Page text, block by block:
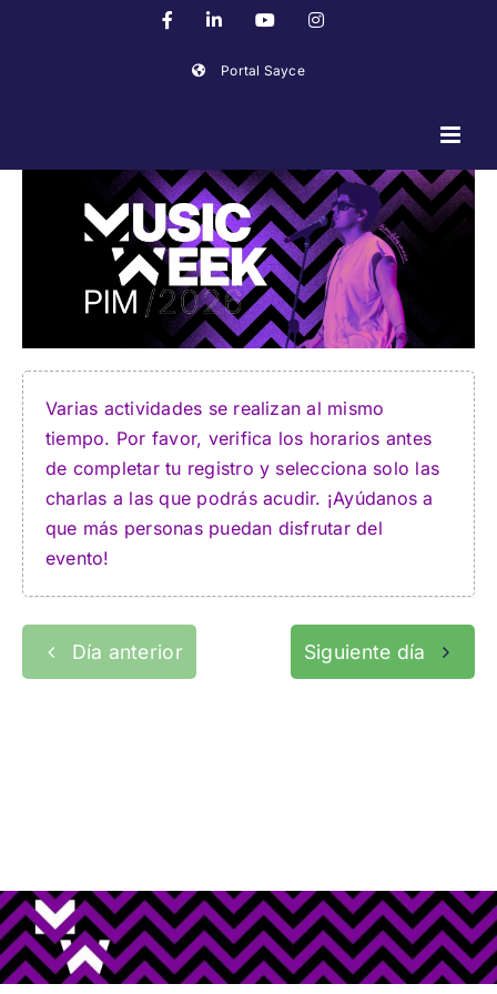
FacebookLinkedInYouTubeInstagram
Portal Sayce
Varias actividades se realizan al mismo
tiempo. Por favor, verifica los horarios antes
de completar tu registro y selecciona solo las
charlas a las que podrás acudir. ¡Ayúdanos a
que más personas puedan disfrutar del
evento!
Día anterior Siguiente día